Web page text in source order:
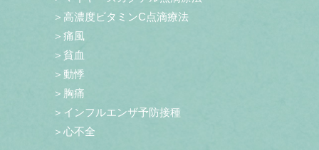
＞高濃度ビタミンC点滴療法
＞痛風
＞貧血
＞動悸
＞胸痛
＞インフルエンザ予防接種
＞心不全